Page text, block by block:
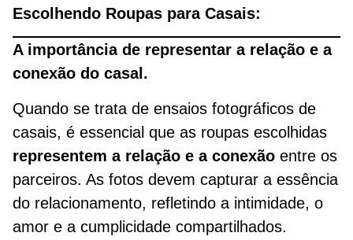
Escolhendo Roupas para Casais:
A importância de representar a relação e a
conexão do casal.
Quando se trata de ensaios fotográficos de
casais, é essencial que as roupas escolhidas
representem a relação e a conexão entre os
parceiros. As fotos devem capturar a essência
do relacionamento, refletindo a intimidade, o
amor e a cumplicidade compartilhados.